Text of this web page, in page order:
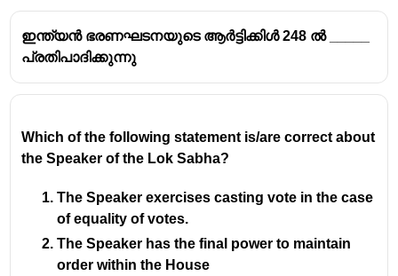
ഇന്ത്യൻ പാർലമെന്റും
അംഗങ്ങളുടെ ഹാജരും
ആർട്ടിക്കിൾ 101(4) പ്രകാരം ഒരു
എം.പിയുടെ സീറ്റ് ഒഴിയുന്നത്:
60 ദിവസത്തെ ഹാജരില്ലായ്മ:
ഇന്ത്യൻ ഭരണഘടനയുടെ ആർട്ടിക്കിൾ 248 ൽ _____
പ്രതിപാദിക്കുന്നു
Which of the following statement is/are correct about
the Speaker of the Lok Sabha?
The Speaker exercises casting vote in the case
of equality of votes.
The Speaker has the final power to maintain
order within the House